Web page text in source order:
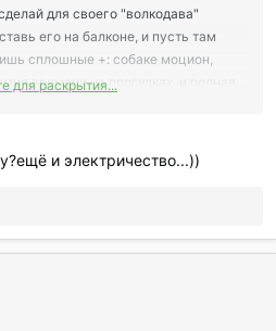
для своего "волкодава"
его на балконе, и пусть там
сплошные +: собаке моцион,
времени на прогулках, и полная
для раскрытия...
и электричество...))